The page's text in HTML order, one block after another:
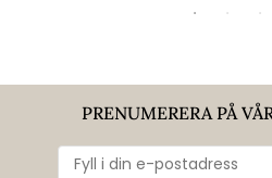
PRENUMERERA PÅ